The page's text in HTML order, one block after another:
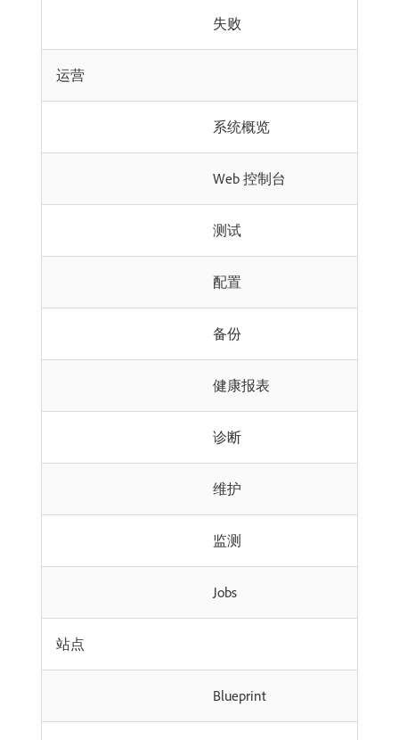
失败
运营
系统概览
Web 控制台
测试
配置
备份
健康报表
诊断
维护
监测
Jobs
站点
Blueprint